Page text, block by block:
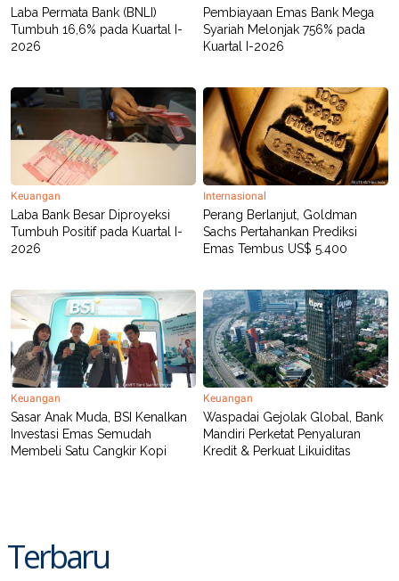
Laba Permata Bank (BNLI)
Tumbuh 16,6% pada Kuartal I-
2026
Pembiayaan Emas Bank Mega
Syariah Melonjak 756% pada
Kuartal I-2026
Keuangan
Laba Bank Besar Diproyeksi
Tumbuh Positif pada Kuartal I-
2026
Internasional
Perang Berlanjut, Goldman
Sachs Pertahankan Prediksi
Emas Tembus US$ 5.400
Keuangan
Sasar Anak Muda, BSI Kenalkan
Investasi Emas Semudah
Membeli Satu Cangkir Kopi
Keuangan
Waspadai Gejolak Global, Bank
Mandiri Perketat Penyaluran
Kredit & Perkuat Likuiditas
Terbaru